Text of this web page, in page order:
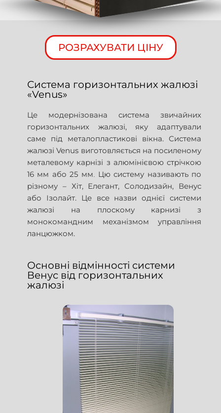
РОЗРАХУВАТИ ЦІНУ
Система горизонтальних жалюзі
«Venus»
Це модернізована система звичайних
горизонтальних жалюзі, яку адаптували
саме під металопластикові вікна. Система
жалюзі Venus виготовляється на посиленому
металевому карнізі з алюмінієвою стрічкою
16 мм або 25 мм
Цю систему називають по
різному – Хіт, Елегант, Солодизайн, Венус
або Ізолайт. Це все назви однієї системи
жалюзі на плоскому карнизі з
монокомандним механізмом управління
ланцюжком.
Основні відмінності системи
Венус від горизонтальних
жалюзі